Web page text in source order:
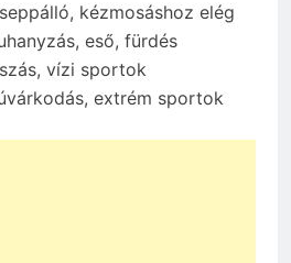
kézmosáshoz elég
eső, fürdés
vízi sportok
extrém sportok